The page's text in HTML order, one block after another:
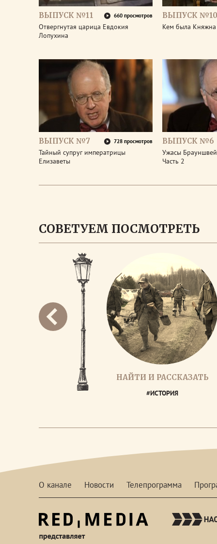
ВЫПУСК №11 660 просмотров
Отвергнутая царица Евдокия
Лопухина
ВЫПУСК №10
Кем была Княжна
ВЫПУСК №7 728 просмотров
Тайный супруг императрицы
Елизаветы
ВЫПУСК №6
Ужасы
Часть 2
СОВЕТУЕМ ПОСМОТРЕТЬ
НАЙТИ И РАССКАЗАТЬ
#ИСТОРИЯ
О канале Новости Телепрограмма